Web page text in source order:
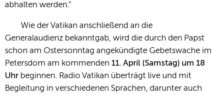
abhalten werden.“
Wie der Vatikan anschließend an die
Generalaudienz bekanntgab, wird die durch den Papst
schon am Ostersonntag angekündigte Gebetswache im
Petersdom am kommenden 11. April (Samstag) um 18
Uhr beginnen. Radio Vatikan überträgt live und mit
Begleitung in verschiedenen Sprachen, darunter auch